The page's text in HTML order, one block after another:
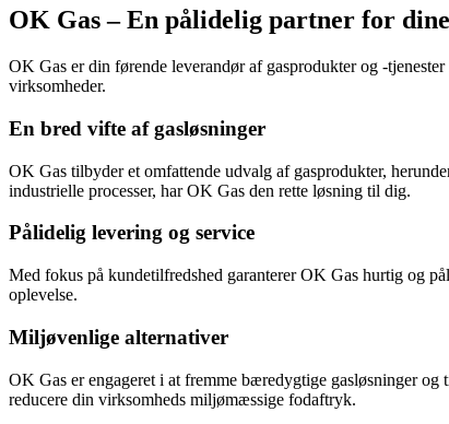
OK Gas – En pålidelig partner for
OK Gas er din førende leverandør af gasprodukter og -
virksomheder.
En bred vifte af gasløsninger
OK Gas tilbyder et omfattende udvalg af gasprodukter,
industrielle processer, har OK Gas den rette løsning til dig.
Pålidelig levering og service
Med fokus på kundetilfredshed garanterer OK Gas hurtig og
oplevelse.
Miljøvenlige alternativer
OK Gas er engageret i at fremme bæredygtige gasløsninger
reducere din virksomheds miljømæssige fodaftryk.